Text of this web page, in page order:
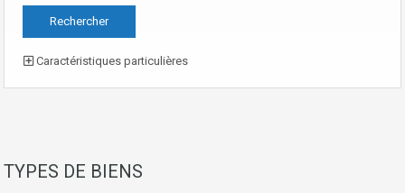
Caractéristiques particulières
TYPES DE BIENS